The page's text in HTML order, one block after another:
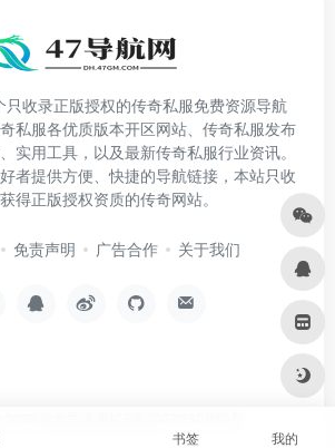
书签 我的
收录正版授权的传奇私服免费资源导航
私服各优质版本开区网站、传奇私服发布
实用工具，以及最新传奇私服行业资讯。
者提供方便、快捷的导航链接，本站只收
得正版授权资质的传奇网站。
免责声明 广告合作 关于我们